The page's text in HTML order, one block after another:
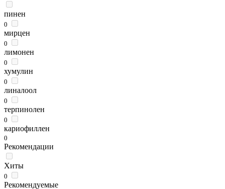
пинен
0
мирцен
0
лимонен
0
хумулин
0
линалоол
0
терпинолен
0
кариофиллен
0
Рекомендации
Хиты
0
Рекомендуемые